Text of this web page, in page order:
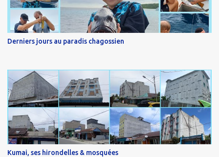
Derniers jours au paradis chagossien
Kumai, ses hirondelles & mosquées